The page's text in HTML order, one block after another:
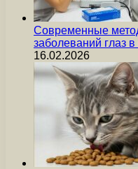
Современные
заболеваний глаз
16.02.2026